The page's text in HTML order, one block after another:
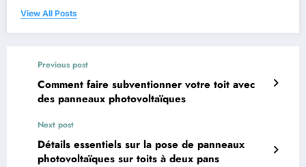
View All Posts
Previous post
Comment faire subventionner votre toit avec
des panneaux photovoltaïques
Next post
Détails essentiels sur la pose de panneaux
photovoltaïques sur toits à deux pans